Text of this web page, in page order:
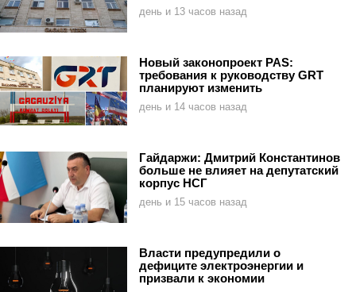
день и 13 часов назад
Новый законопроект PAS:
требования к руководству GRT
планируют изменить
день и 14 часов назад
Гайдаржи: Дмитрий Константинов
больше не влияет на депутатский
корпус НСГ
день и 15 часов назад
Власти предупредили о
дефиците электроэнергии и
призвали к экономии